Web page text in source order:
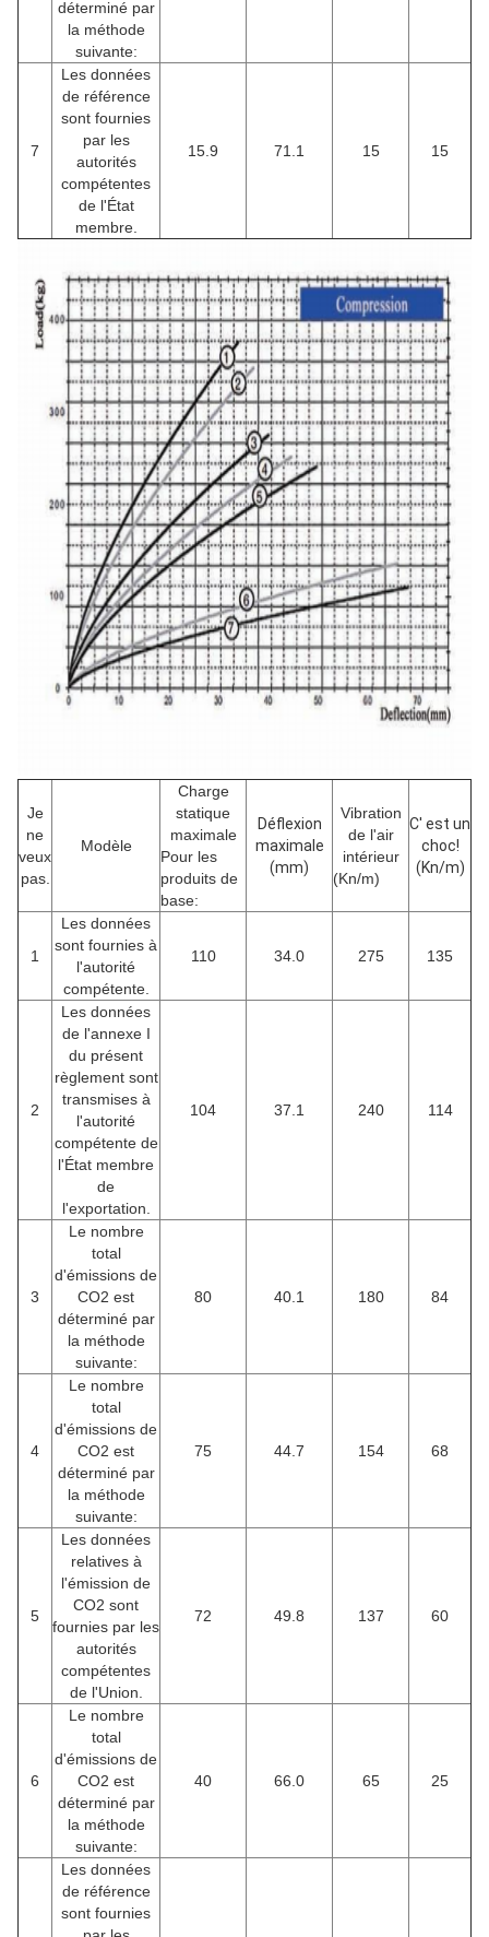
déterminé par
la méthode
suivante:
7
Les données
de référence
sont fournies
par les
autorités
compétentes
de l'État
membre.
15.9 71.1 15 15
Je
ne
veux
pas.
Modèle
Charge
statique
maximale
Pour les
produits de
base:
Déflexion
maximale
(mm)
Vibration
de l'air
intérieur
(Kn/m)
C' est un
choc!
(Kn/m)
1
Les données
sont fournies à
l'autorité
compétente.
110 34.0 275 135
2
Les données
de l'annexe I
du présent
règlement sont
transmises à
l'autorité
compétente de
l'État membre
de
l'exportation.
104 37.1 240 114
3
Le nombre
total
d'émissions de
CO2 est
déterminé par
la méthode
suivante:
80 40.1 180 84
4
Le nombre
total
d'émissions de
CO2 est
déterminé par
la méthode
suivante:
75 44.7 154 68
5
Les données
relatives à
l'émission de
CO2 sont
fournies par les
autorités
compétentes
de l'Union.
72 49.8 137 60
6
Le nombre
total
d'émissions de
CO2 est
déterminé par
la méthode
suivante:
40 66.0 65 25
Les données
de référence
sont fournies